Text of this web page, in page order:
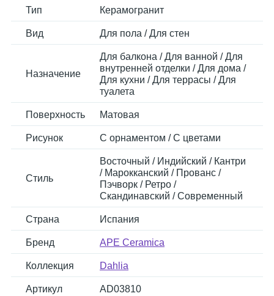
Тип Керамогранит
Вид Для пола / Для стен
Назначение
Для балкона / Для ванной / Для
внутренней отделки / Для дома /
Для кухни / Для террасы / Для
туалета
Поверхность Матовая
Рисунок С орнаментом / С цветами
Стиль
Восточный / Индийский / Кантри
/ Марокканский / Прованс /
Пэчворк / Ретро /
Скандинавский / Современный
Страна Испания
Бренд APE Ceramica
Коллекция Dahlia
Артикул AD03810